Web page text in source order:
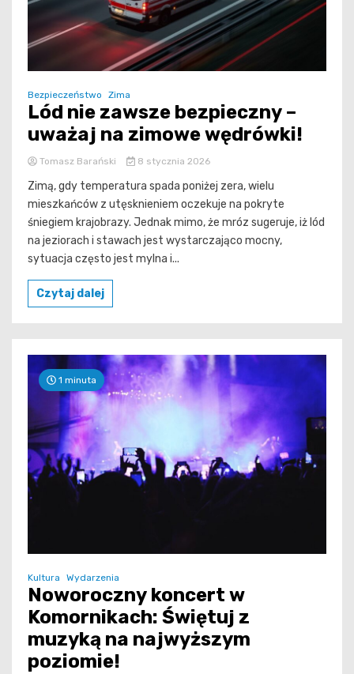
Bezpieczeństwo Zima
Lód nie zawsze bezpieczny –
uważaj na zimowe wędrówki!
Tomasz Barański 8 stycznia 2026
Zimą, gdy temperatura spada poniżej zera, wielu
mieszkańców z utęsknieniem oczekuje na pokryte
śniegiem krajobrazy. Jednak mimo, że mróz sugeruje, iż lód
na jeziorach i stawach jest wystarczająco mocny,
sytuacja często jest mylna i...
Czytaj dalej
1 minuta
Kultura Wydarzenia
Noworoczny koncert w
Komornikach: Świętuj z
muzyką na najwyższym
poziomie!